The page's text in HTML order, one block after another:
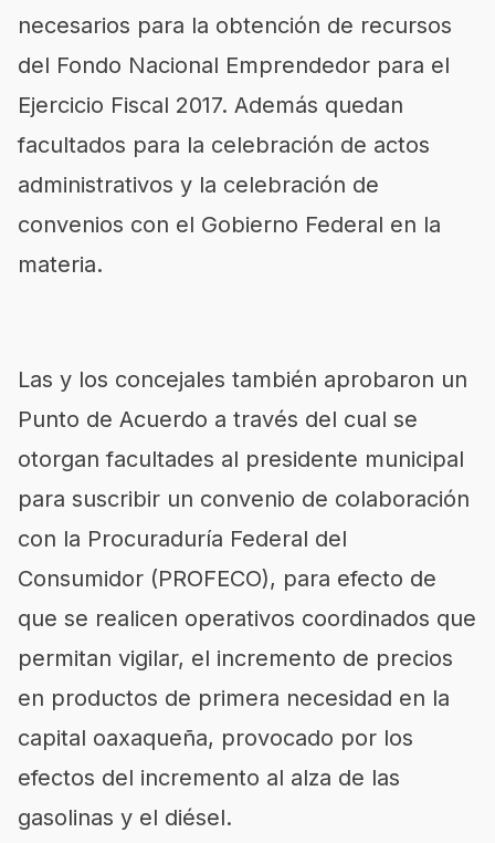
necesarios para la obtención de recursos
del Fondo Nacional Emprendedor para el
Ejercicio Fiscal 2017. Además quedan
facultados para la celebración de actos
administrativos y la celebración de
convenios con el Gobierno Federal en la
materia.
Las y los concejales también aprobaron un
Punto de Acuerdo a través del cual se
otorgan facultades al presidente municipal
para suscribir un convenio de colaboración
con la Procuraduría Federal del
Consumidor (PROFECO), para efecto de
que se realicen operativos coordinados que
permitan vigilar, el incremento de precios
en productos de primera necesidad en la
capital oaxaqueña, provocado por los
efectos del incremento al alza de las
gasolinas y el diésel.